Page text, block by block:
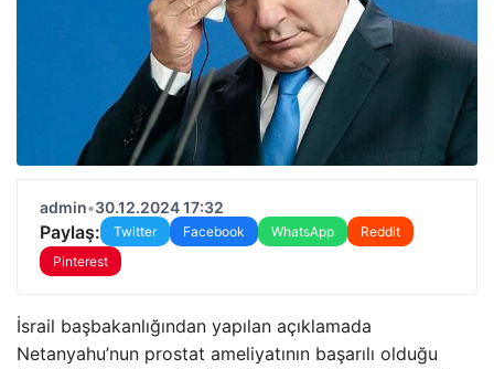
admin•30.12.2024 17:32
Paylaş: Twitter Facebook WhatsApp
Reddit
Pinterest
İsrail başbakanlığından yapılan açıklamada
Netanyahu’nun prostat ameliyatının başarılı olduğu